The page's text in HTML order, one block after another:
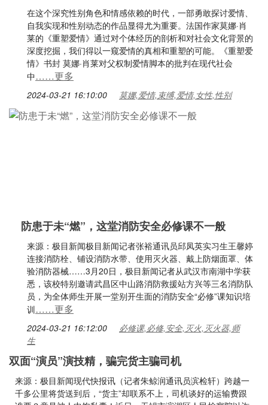
在这个深究性别角色和情感依赖的时代，一部勇敢探讨爱情、
自我实现和性别动态的作品显得尤为重要。法国作家莫娜·肖
莱的《重塑爱情》通过对个体经历的剖析和对社会文化背景的
深度挖掘，我们得以一窥爱情的真相和重塑的可能。《重塑爱
情》书封 莫娜·肖莱对父权制爱情脚本的批判在现代社会
中……更多
2024-03-21 16:10:00 莫娜,爱情,束缚,爱情,女性,性别
防患于未“燃”，这堂消防安全必修课不一般
来源：极目新闻极目新闻记者张裕通讯员邱凤英实习生王馨婷
连接消防栓、铺设消防水带、使用灭火器、戴上防烟面罩、体
验消防器械……3月20日，极目新闻记者从武汉市南湖中学获
悉，该校特别邀请武昌区中山路消防救援站方兴等三名消防队
员，为全体师生开展一堂别开生面的消防安全“必修”课知识培
训……更多
2024-03-21 16:12:00
必修课,必修,安全,灭火,灭火器,师
生
双面“演员”演技精，骗完货主骗司机
来源：极目新闻现代快报讯（记者朱鲸润通讯员滨检轩）跨越一
千多公里将货送到后，“货主”却联系不上，司机谈好的运输费跟